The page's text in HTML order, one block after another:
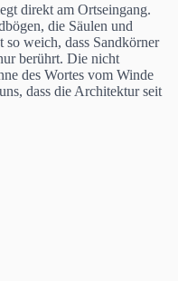
direkt am Ortseingang.
die Säulen und
so weich, dass Sandkörner
berührt. Die nicht
des Wortes vom Winde
dass die Architektur seit